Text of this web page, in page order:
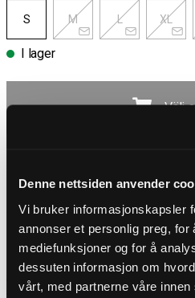
Denne nettsiden anvender
Vi bruker informasjonskapsler
annonser et personlig preg, for
mediefunksjoner og for å
dessuten informasjon om
vårt, med partnerne våre innen
S M L XL
I lager
Välj
Fri frakt
PRODUKTBESKRIVNING
Cargoshorts från Blend
Snygga shorts i denim. Designade
stängbara sidofickor. Stretchig och